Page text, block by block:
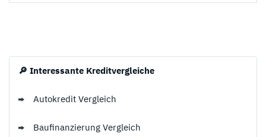
🔎 Interessante Kreditvergleiche
Autokredit Vergleich
Baufinanzierung Vergleich